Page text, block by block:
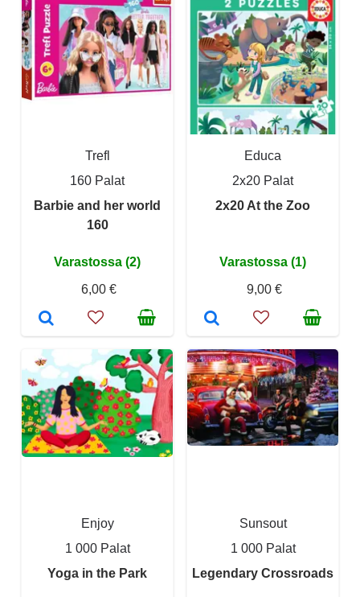
Trefl
160 Palat
Barbie and her world
160
Varastossa (2)
6,00 €
Educa
2x20 Palat
2x20 At the Zoo
Varastossa (1)
9,00 €
Enjoy
1 000 Palat
Yoga in the Park
Sunsout
1 000 Palat
Legendary Crossroads